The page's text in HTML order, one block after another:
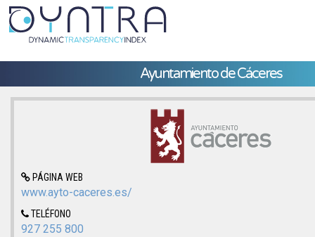
Ayuntamiento de Cáceres
PÁGINA WEB
www.ayto-caceres.es/
TELÉFONO
927 255 800